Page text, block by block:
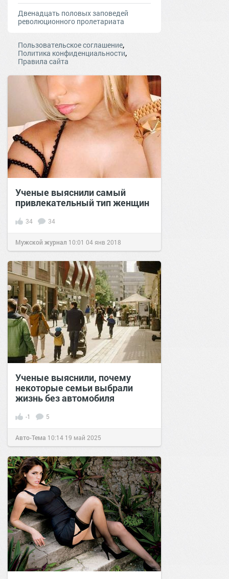
Двенадцать половых заповедей
революционного пролетариата
Пользовательское соглашение,
Политика конфиденциальности,
Правила сайта
Ученые выяснили самый
привлекательный тип женщин
34 34
Мужской журнал 10:01 04 янв 2018
Ученые выяснили, почему
некоторые семьи выбрали
жизнь без автомобиля
-1 5
Авто-Тема 10:14 19 май 2025